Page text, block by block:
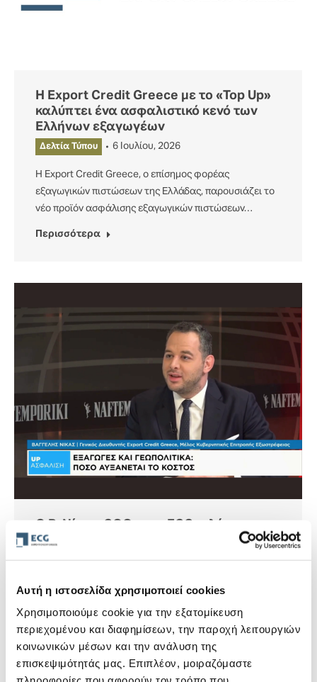
Αυτή η ιστοσελίδα χρησιμοποιεί cookies
Χρησιμοποιούμε cookie για την εξατομίκευση
περιεχομένου και διαφημίσεων, την παροχή λειτουργιών
κοινωνικών μέσων και την ανάλυση της
επισκεψιμότητάς μας. Επιπλέον, μοιραζόμαστε
Η Export Credit Greece με το «Top Up»
καλύπτει ένα ασφαλιστικό κενό των
Ελλήνων εξαγωγέων
Δελτία Τύπου 6 Ιουλίου, 2026
Η Export Credit Greece, ο επίσημος φορέας
εξαγωγικών πιστώσεων της Ελλάδας, παρουσιάζει το
νέο προϊόν ασφάλισης εξαγωγικών πιστώσεων…
Περισσότερα
Ο Β. Νίκας, COO στην ECG μιλάει στη
Ναυτεμπορική TV για τις προκλήσεις,
Η ECG στα MME 30 Ιουνίου, 2026
Στο πρόσφατο επεισόδιο της εκπομπής «Up
Ασφάλιση» στη Ναυτεμπορική TV, ο Βαγγέλης Νίκας,
Chief Operating Officer της Export…
Περισσότερα